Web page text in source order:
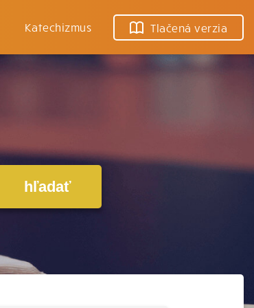
Katechizmus Tlačená verzia
hľadať